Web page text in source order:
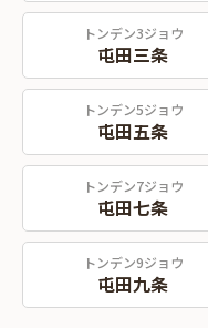
トンデン3ジョウ
屯田三条
トンデン5ジョウ
屯田五条
トンデン7ジョウ
屯田七条
トンデン9ジョウ
屯田九条